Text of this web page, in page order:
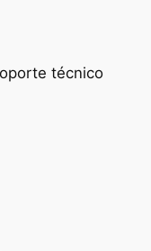
técnico